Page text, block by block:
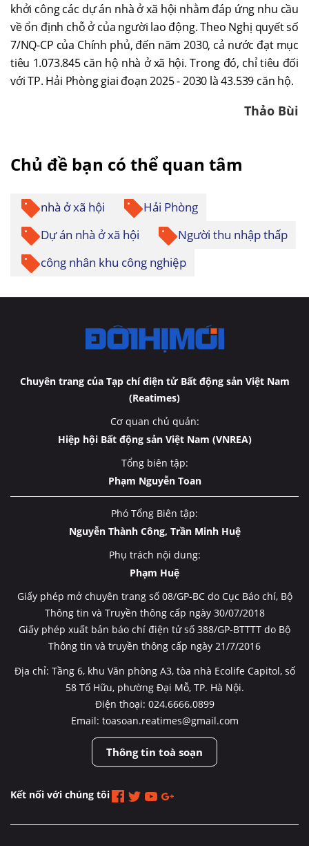
khởi công các dự án nhà ở xã hội nhằm đáp ứng nhu cầu
về ổn định chỗ ở của người lao động. Theo Nghị quyết số
7/NQ-CP của Chính phủ, đến năm 2030, cả nước đạt mục
tiêu 1.073.845 căn hộ nhà ở xã hội. Trong đó, chỉ tiêu đối
với TP. Hải Phòng giai đoạn 2025 - 2030 là 43.539 căn hộ.
Thảo Bùi
Chủ đề bạn có thể quan tâm
nhà ở xã hội
Hải Phòng
Dự án nhà ở xã hội
Người thu nhập thấp
công nhân khu công nghiệp
Chuyên trang của Tạp chí điện tử Bất động sản Việt Nam
(Reatimes)
Cơ quan chủ quản:
Hiệp hội Bất động sản Việt Nam (VNREA)
Tổng biên tập:
Phạm Nguyễn Toan
Phó Tổng Biên tập:
Nguyễn Thành Công, Trần Minh Huệ
Phụ trách nội dung:
Phạm Huệ
Giấy phép mở chuyên trang số 08/GP-BC do Cục Báo chí, Bộ
Thông tin và Truyền thông cấp ngày 30/07/2018
Giấy phép xuất bản báo chí điện tử số 388/GP-BTTTT do Bộ
Thông tin và truyền thông cấp ngày 21/7/2016
Địa chỉ: Tầng 6, khu Văn phòng A3, tòa nhà Ecolife Capitol, số
58 Tố Hữu, phường Đại Mỗ, TP. Hà Nội.
Điện thoại: 024.6666.0899
Email: toasoan.reatimes@gmail.com
Thông tin toà soạn
Kết nối với chúng tôi